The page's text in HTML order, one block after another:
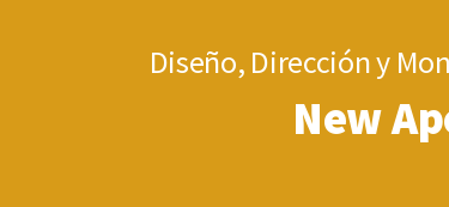
‏Diseño, Dirección y
New